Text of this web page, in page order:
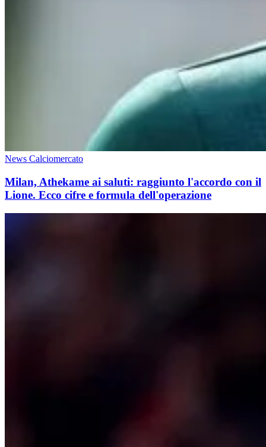
News Calciomercato
Milan, Athekame ai saluti: raggiunto l'accordo con il
Lione. Ecco cifre e formula dell'operazione